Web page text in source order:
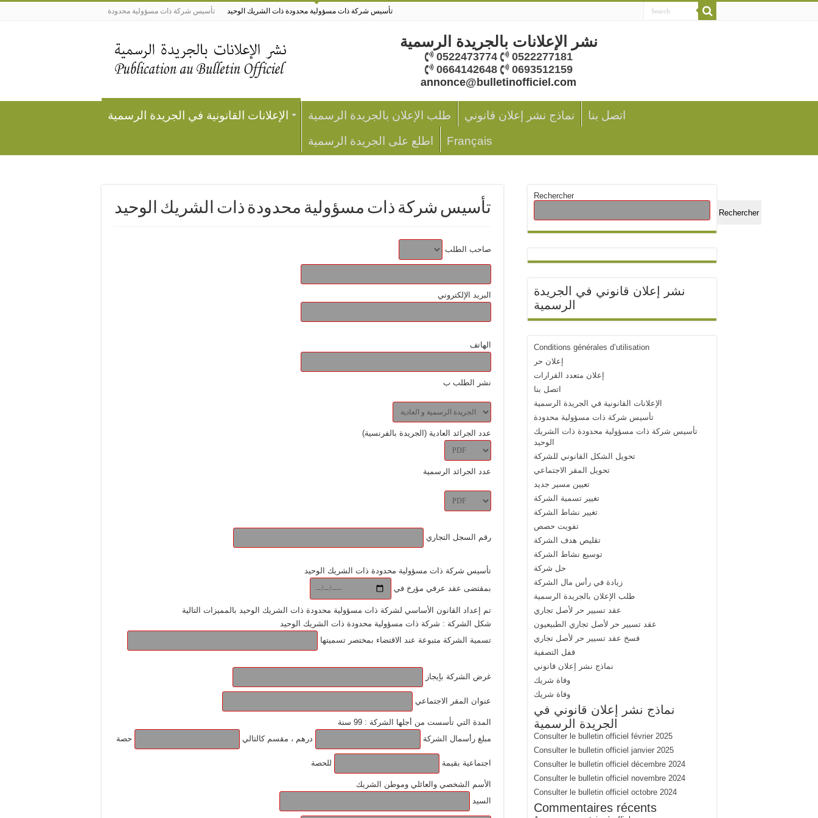
تأسيس شركة ذات مسؤولية محدودة تأسيس شركة ذات مسؤولية محدودة ذات الشريك الوحيد
نشر الإعلانات بالجريدة الرسمية
0522473774
0522277181
0664142648
0693512159
annonce@bulletinofficiel.com
الإعلانات القانونية في الجريدة الرسمية طلب الإعلان بالجريدة الرسمية نماذج نشر إعلان قانوني
اتصل بنا
اطلع على الجريدة الرسمية
Français
تأسيس شركة ذات مسؤولية محدودة ذات الشريك الوحيد
صاحب الطلب
البريد الإلكتروني
الهاتف
نشر الطلب ب
عدد الجرائد العادية (الجريدة بالفرنسية)
عدد الجرائد الرسمية
رقم السجل التجاري
تأسيس شركة ذات مسؤولية محدودة ذات الشريك الوحيد
بمقتضى عقد عرفي مؤرخ في
تم إعداد القانون الأساسي لشركة ذات مسؤولية محدودة ذات الشريك الوحيد بالمميزات التالية
شكل الشركة : شركة ذات مسؤولية محدودة ذات الشريك الوحيد
تسمية الشركة متبوعة عند الاقتضاء بمختصر تسميتها
غرض الشركة بإيجاز
عنوان المقر الاجتماعي
المدة التي تأسست من أجلها الشركة : 99 سنة
مبلغ رأسمال الشركة
درهم ، مقسم كالتالي حصة
اجتماعية بقيمة للحصة
الأسم الشخصي والعائلي وموطن الشريك
السيد
Rechercher
Rechercher
نشر إعلان قانوني في الجريدة
الرسمية
Conditions générales d’utilisation
إعلان حر
إعلان متعدد القرارات
اتصل بنا
الإعلانات القانونية في الجريدة الرسمية
تأسيس شركة ذات مسؤولية محدودة
تأسيس شركة ذات مسؤولية محدودة ذات الشريك
الوحيد
تحويل الشكل القانوني للشركة
تحويل المقر الاجتماعي
تعيين مسير جديد
تغيير تسمية الشركة
تغيير نشاط الشركة
تفويت حصص
تقليص هدف الشركة
توسيع نشاط الشركة
حل شركة
زيادة في رأس مال الشركة
طلب الإعلان بالجريدة الرسمية
عقد تسيير حر لأصل تجاري
عقد تسيير حر لأصل تجاري الطبيعيون
فسخ عقد تسيير حر لأصل تجاري
قفل التصفية
نماذج نشر إعلان قانوني
وفاة شريك
وفاة شريك
نماذج نشر إعلان قانوني في
الجريدة الرسمية
Consulter le bulletin officiel février 2025
Consulter le bulletin officiel janvier 2025
Consulter le bulletin officiel décembre 2024
Consulter le bulletin officiel novembre 2024
Consulter le bulletin officiel octobre 2024
Commentaires récents